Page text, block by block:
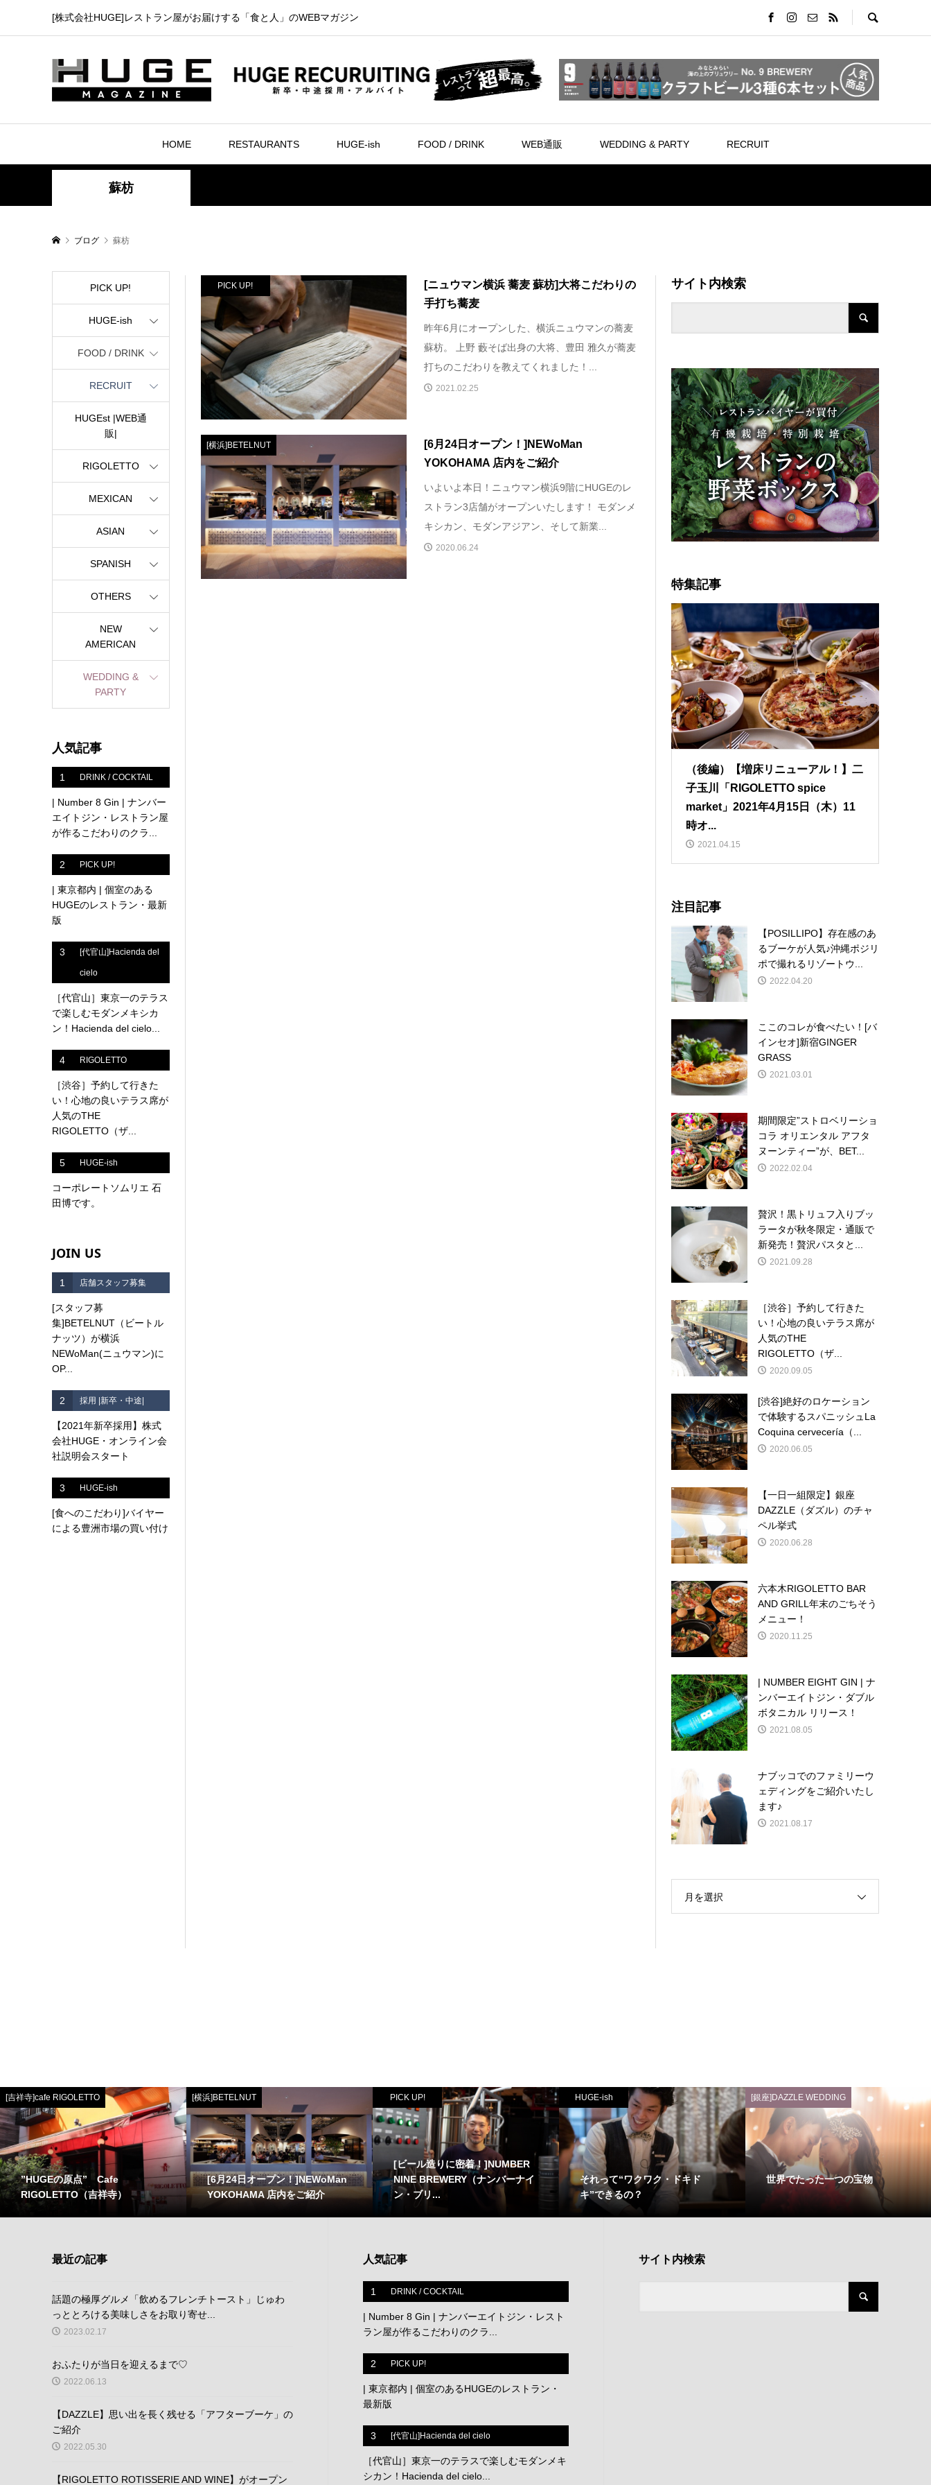
[株式会社HUGE]レストラン屋がお届けする「食と人」のWEBマガジン
HOME RESTAURANTS HUGE-ish FOOD / DRINK WEB通販 WEDDING & PARTY RECRUIT
蘇枋
ブログ 蘇枋
PICK UP!
[ニュウマン横浜 蕎麦 蘇枋]大将こだわりの
手打ち蕎麦
昨年6月にオープンした、横浜ニュウマンの蕎麦
蘇枋。 上野 藪そば出身の大将、豊田 雅久が蕎麦
打ちのこだわりを教えてくれました！...
2021.02.25
[横浜]BETELNUT
[6月24日オープン！]NEWoMan
YOKOHAMA 店内をご紹介
いよいよ本日！ニュウマン横浜9階にHUGEのレ
ストラン3店舗がオープンいたします！ モダンメ
キシカン、モダンアジアン、そして新業...
2020.06.24
PICK UP!
HUGE-ish
FOOD / DRINK
RECRUIT
HUGEst |WEB通
販|
RIGOLETTO
MEXICAN
ASIAN
SPANISH
OTHERS
NEW
AMERICAN
WEDDING &
PARTY
人気記事
1 DRINK / COCKTAIL
| Number 8 Gin | ナンバー
エイトジン・レストラン屋
が作るこだわりのクラ...
2 PICK UP!
| 東京都内 | 個室のある
HUGEのレストラン・最新
版
3 [代官山]Hacienda del
cielo
［代官山］東京一のテラス
で楽しむモダンメキシカ
ン！Hacienda del cielo...
4 RIGOLETTO
［渋谷］予約して行きた
い！心地の良いテラス席が
人気のTHE
RIGOLETTO（ザ...
5 HUGE-ish
コーポレートソムリエ 石
田博です。
JOIN US
1 店舗スタッフ募集
[スタッフ募
集]BETELNUT（ビートル
ナッツ）が横浜
NEWoMan(ニュウマン)に
OP...
2 採用 |新卒・中途|
【2021年新卒採用】株式
会社HUGE・オンライン会
社説明会スタート
3 HUGE-ish
[食へのこだわり]バイヤー
による豊洲市場の買い付け
サイト内検索
特集記事
（後編）【増床リニューアル！】二
子玉川「RIGOLETTO spice
market」2021年4月15日（木）11
時オ...
2021.04.15
注目記事
【POSILLIPO】存在感のあ
るブーケが人気♪沖縄ポジリ
ポで撮れるリゾートウ...
2022.04.20
ここのコレが食べたい！[バ
インセオ]新宿GINGER
GRASS
2021.03.01
期間限定”ストロベリーショ
コラ オリエンタル アフタ
ヌーンティー”が、BET...
2022.02.04
贅沢！黒トリュフ入りブッ
ラータが秋冬限定・通販で
新発売！贅沢パスタと...
2021.09.28
［渋谷］予約して行きた
い！心地の良いテラス席が
人気のTHE
RIGOLETTO（ザ...
2020.09.05
[渋谷]絶好のロケーション
で体験するスパニッシュLa
Coquina cervecería（...
2020.06.05
【一日一組限定】銀座
DAZZLE（ダズル）のチャ
ペル挙式
2020.06.28
六本木RIGOLETTO BAR
AND GRILL年末のごちそう
メニュー！
2020.11.25
| NUMBER EIGHT GIN | ナ
ンバーエイトジン・ダブル
ボタニカル リリース！
2021.08.05
ナブッコでのファミリーウ
ェディングをご紹介いたし
ます♪
2021.08.17
月を選択
[吉祥寺]cafe RIGOLETTO
”HUGEの原点” Cafe
RIGOLETTO（吉祥寺）
[横浜]BETELNUT
[6月24日オープン！]NEWoMan
YOKOHAMA 店内をご紹介
PICK UP!
[ビール造りに密着！]NUMBER
NINE BREWERY（ナンバーナイ
ン・ブリ...
HUGE-ish
それって“ワクワク・ドキド
キ”できるの？
[銀座]DAZZLE WEDDING
世界でたった一つの宝物
最近の記事
話題の極厚グルメ「飲めるフレンチトースト」じゅわ
っととろける美味しさをお取り寄せ...
2023.02.17
おふたりが当日を迎えるまで♡
2022.06.13
【DAZZLE】思い出を長く残せる「アフターブーケ」の
ご紹介
2022.05.30
【RIGOLETTO ROTISSERIE AND WINE】がオープン
人気記事
1 DRINK / COCKTAIL
| Number 8 Gin | ナンバーエイトジン・レスト
ラン屋が作るこだわりのクラ...
2 PICK UP!
| 東京都内 | 個室のあるHUGEのレストラン・
最新版
3 [代官山]Hacienda del cielo
［代官山］東京一のテラスで楽しむモダンメキ
シカン！Hacienda del cielo...
サイト内検索